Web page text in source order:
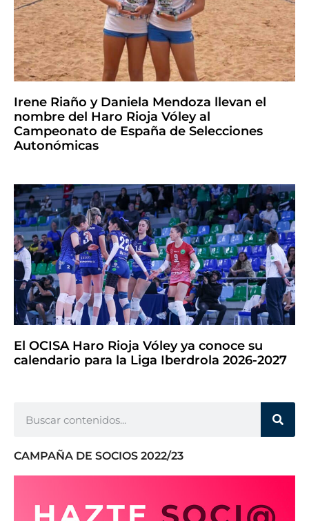
Irene Riaño y Daniela Mendoza llevan el
nombre del Haro Rioja Vóley al
Campeonato de España de Selecciones
Autonómicas
El OCISA Haro Rioja Vóley ya conoce su
calendario para la Liga Iberdrola 2026-2027
CAMPAÑA DE SOCIOS 2022/23